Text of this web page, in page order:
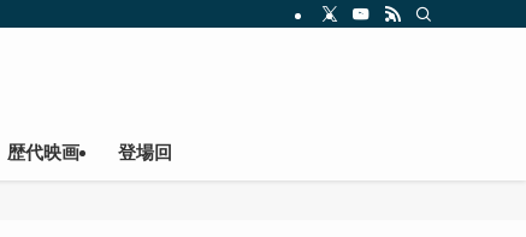
歴代映画 登場回